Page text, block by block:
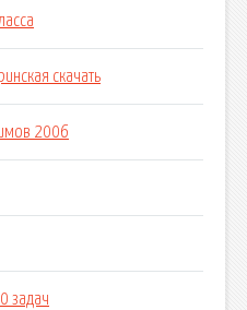
скачать
2006
задач